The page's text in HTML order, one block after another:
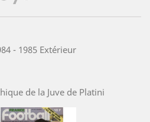
- 1985 Extérieur
de la Juve de Platini